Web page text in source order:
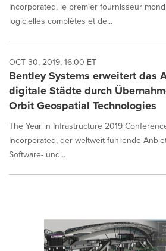
News
listings
as
each
option
is
selected.
Incorporated, le premier fournisseur
logicielles complètes et de...
OCT 30, 2019, 16:00 ET
Bentley Systems erweitert das
digitale Städte durch
Orbit Geospatial Technologies
The Year in Infrastructure 2019
Incorporated, der weltweit führende
Software- und...